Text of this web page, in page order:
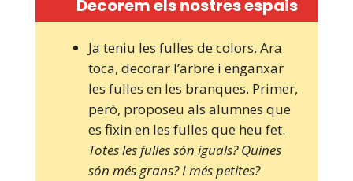
Decorem els nostres espais
Ja teniu les fulles de colors. Ara
toca, decorar l’arbre i enganxar
les fulles en les branques. Primer,
però, proposeu als alumnes que
es fixin en les fulles que heu fet.
Totes les fulles són iguals? Quines
són més grans? I més petites?